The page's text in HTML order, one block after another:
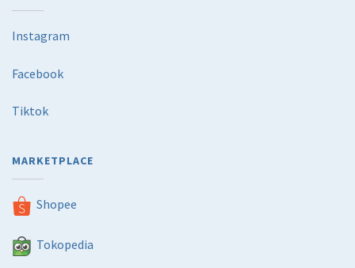
Instagram
Facebook
Tiktok
MARKETPLACE
Shopee
Tokopedia